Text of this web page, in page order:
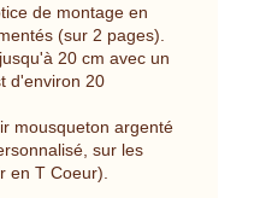
de montage en
(sur 2 pages).
20 cm avec un
d'environ 20
mousqueton argenté
sur les
en T Coeur).